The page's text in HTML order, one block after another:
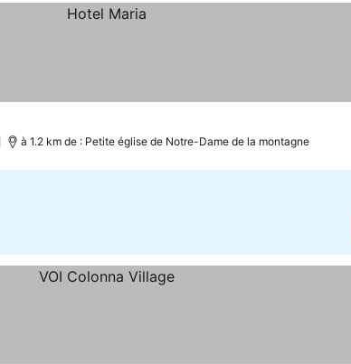
à 1.2 km de : Petite église de Notre-Dame de la montagne